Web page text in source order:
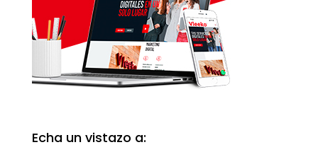
Echa un vistazo a: